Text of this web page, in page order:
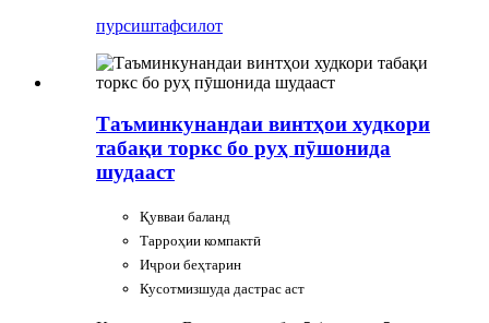
пурсиштафсилот
Таъминкунандаи винтҳои худкори
табақи торкс бо руҳ пӯшонида
шудааст
Қувваи баланд
Тарроҳии компактӣ
Иҷрои беҳтарин
Кусотмизшуда дастрас аст